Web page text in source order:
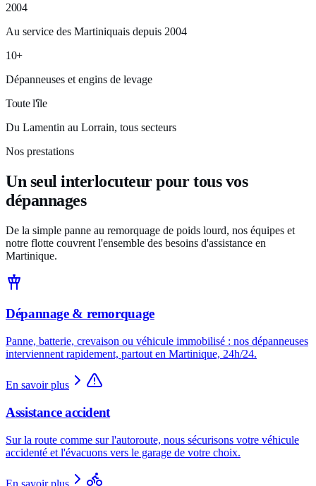
2004
Au service des Martiniquais depuis 2004
10+
Dépanneuses et engins de levage
Toute l'île
Du Lamentin au Lorrain, tous secteurs
Nos prestations
Un seul interlocuteur pour tous vos
dépannages
De la simple panne au remorquage de poids lourd, nos équipes et
notre flotte couvrent l'ensemble des besoins d'assistance en
Martinique.
Dépannage & remorquage
Panne, batterie, crevaison ou véhicule immobilisé : nos dépanneuses
interviennent rapidement, partout en Martinique, 24h/24.
En savoir plus
Assistance accident
Sur la route comme sur l'autoroute, nous sécurisons votre véhicule
accidenté et l'évacuons vers le garage de votre choix.
En savoir plus